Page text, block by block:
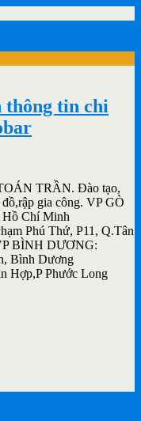
thông tin chi
TRẦN. Đào tạo,
gia công. VP GÒ
Hồ Chí Minh
Phú Thứ, P11, Q.Tân
BÌNH DƯƠNG:
Bình Dương
Hợp,P Phước Long